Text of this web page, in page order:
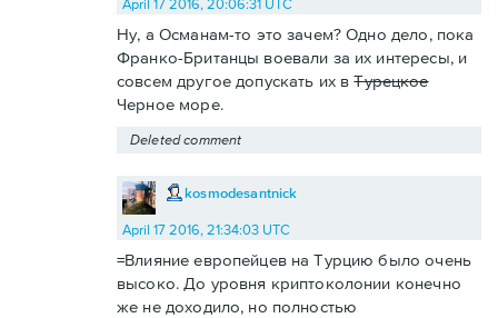
April 17 2016, 20:06:31 UTC
Ну, а Османам-то это зачем? Одно дело, пока
Франко-Британцы воевали за их интересы, и
совсем другое допускать их вТурецкое
Черное море.
Deleted comment
kosmodesantnick
April 17 2016, 21:34:03 UTC
=Влияние европейцев на Турцию было очень
высоко. До уровня криптоколонии конечно
же не доходило, но полностью